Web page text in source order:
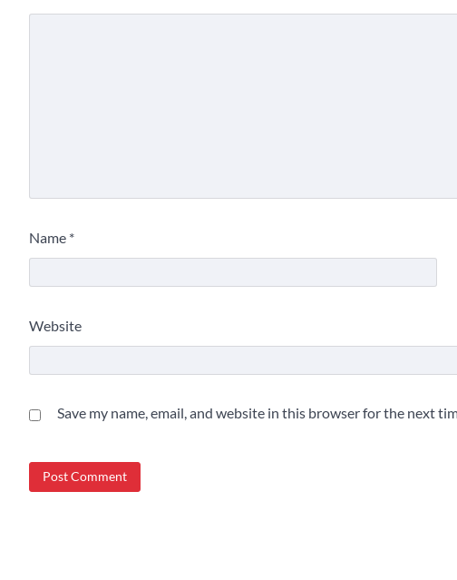
Name *
Website
Save my name, email, and website in this browser for the next